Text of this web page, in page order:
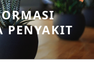
PENYAKIT